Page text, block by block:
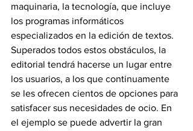
maquinaria, la tecnología, que incluye
los programas informáticos
especializados en la edición de textos.
Superados todos estos obstáculos, la
editorial tendrá hacerse un lugar entre
los usuarios, a los que continuamente
se les ofrecen cientos de opciones para
satisfacer sus necesidades de ocio. En
el ejemplo se puede advertir la gran